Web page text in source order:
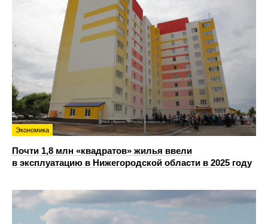
Экономика
Почти 1,8 млн «квадратов» жилья ввели
в эксплуатацию в Нижегородской области в 2025 году